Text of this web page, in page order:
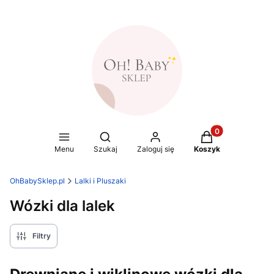
Menu
Otwórz wyszukiwarkę
Szukaj Zaloguj się
Produkty w
Koszyk
OhBabySklep.pl Lalki i Pluszaki
Wózki dla lalek
Filtry